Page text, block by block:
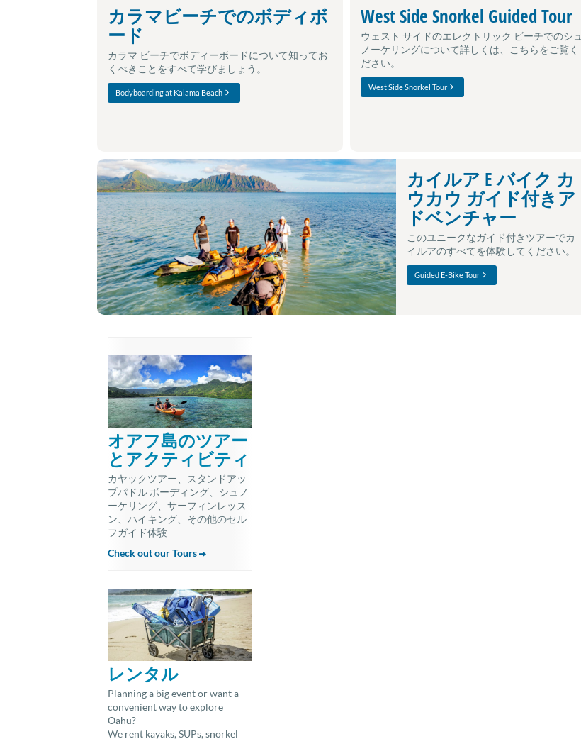
カラマビーチでのボディボ
ード
カラマ ビーチでボディーボードについて知ってお
くべきことをすべて学びましょう。
Bodyboarding at Kalama Beach
West Side Snorkel Guided Tour
ウェスト サイドのエレクトリック ビーチでのシュ
ノーケリングについて詳しくは、こちらをご覧く
ださい。
West Side Snorkel Tour
カイルア E バイク カ
ウカウ ガイド付きア
ドベンチャー
このユニークなガイド付きツアーでカ
イルアのすべてを体験してください。
Guided E-Bike Tour
オアフ島のツアー
とアクティビティ
カヤックツアー、スタンドアッ
プパドル ボーディング、シュノ
ーケリング、サーフィンレッス
ン、ハイキング、その他のセル
フガイド体験
Check out our Tours
レンタル
Planning a big event or want a
convenient way to explore
Oahu?
We rent kayaks, SUPs, snorkel